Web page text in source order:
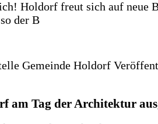
Holdorf freut sich auf neue
der B
Gemeinde Holdorf
am Tag der Architektur